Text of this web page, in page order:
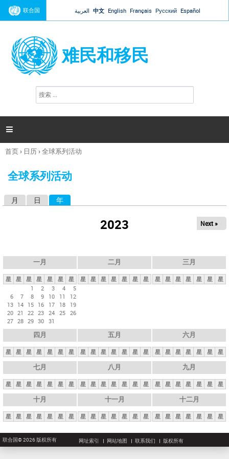
Jump to navigation
联合国 العربية 中文 English Français Русский Español
难民和移民
搜
索

你
这
首页› 日历›全球系列活动
全球系列活动
月 日 年
2023 Next »
一月
星 星 星 星 星 星
星
1
2 3 4
5
6
7 8 9 10 11
12
13 14 15 16 17 18
19
20 21 22 23 24 25 26
27 28 29 30 31
二月
星 星 星 星 星 星 星
三月
星 星 星 星 星 星 星
四月
星 星 星 星 星 星 星
五月
星 星 星 星 星 星 星
六月
星 星 星 星 星 星 星
七月
星 星 星 星 星 星 星
八月
星 星 星 星 星 星 星
九月
星 星 星 星 星 星 星
十月
星 星 星 星 星 星 星
十一月
星 星 星 星 星 星 星
十二月
星 星 星 星 星 星 星
联合国© 2026 版权所有 网址索引 网站地图 联系我们 版权所有